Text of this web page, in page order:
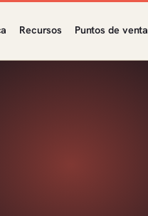
Recursos Puntos de venta